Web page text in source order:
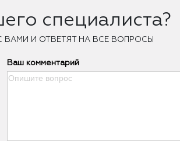
специалиста?
ВАМИ И ОТВЕТЯТ НА ВСЕ ВОПРОСЫ
Ваш комментарий